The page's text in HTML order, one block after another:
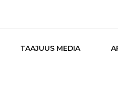
TAAJUUS MEDIA